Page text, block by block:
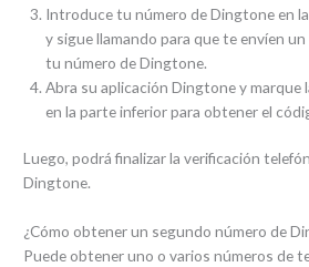
Introduce tu número de Dingtone en
y sigue llamando para que te envíen
tu número de Dingtone.
Abra su aplicación Dingtone y marque
en la parte inferior para obtener el
Luego, podrá finalizar la verificación
Dingtone.
¿Cómo obtener un segundo número de
Puede obtener uno o varios números de